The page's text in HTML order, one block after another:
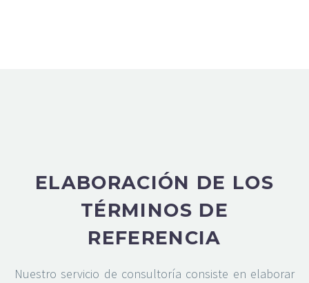
ELABORACIÓN DE LOS
TÉRMINOS DE
REFERENCIA
Nuestro servicio de consultoría consiste en elaborar